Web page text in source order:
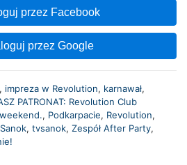
przez Facebook
przez Google
, impreza w Revolution, karnawał,
PATRONAT: Revolution Club
, Podkarpacie, Revolution,
, tvsanok, Zespół After Party,